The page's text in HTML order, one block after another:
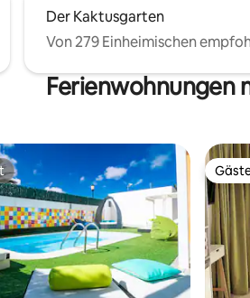
Der Kaktusgarten
Von 279 Einheimischen
Ferienwohnungen